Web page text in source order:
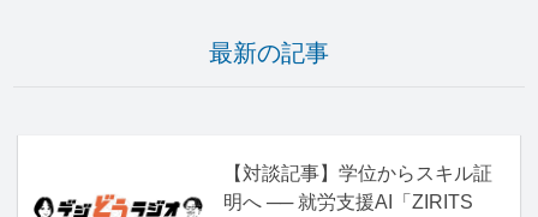
最新の記事
【対談記事】学位からスキル証
明へ ── 就労支援AI「ZIRITS